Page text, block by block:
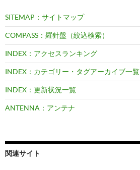
SITEMAP：サイトマップ
COMPASS：羅針盤（絞込検索）
INDEX：アクセスランキング
INDEX：カテゴリー・タグアーカイブ一覧
INDEX：更新状況一覧
ANTENNA：アンテナ
関連サイト